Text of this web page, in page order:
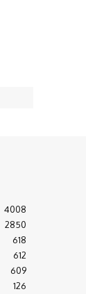
4008
2850
618
612
609
126